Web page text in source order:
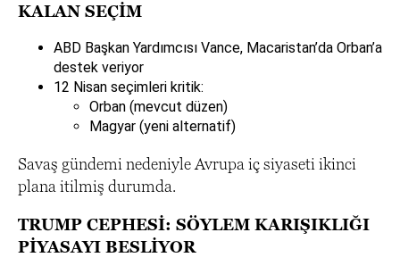
KALAN SEÇİM
ABD Başkan Yardımcısı Vance, Macaristan’da Orban’a
destek veriyor
12 Nisan seçimleri kritik:
Orban (mevcut düzen)
Magyar (yeni alternatif)
Savaş gündemi nedeniyle Avrupa iç siyaseti ikinci
plana itilmiş durumda.
TRUMP CEPHESİ: SÖYLEM KARIŞIKLIĞI
PİYASAYI BESLİYOR